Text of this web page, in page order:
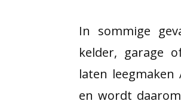
In sommige
kelder, garage
laten leegmaken
en wordt